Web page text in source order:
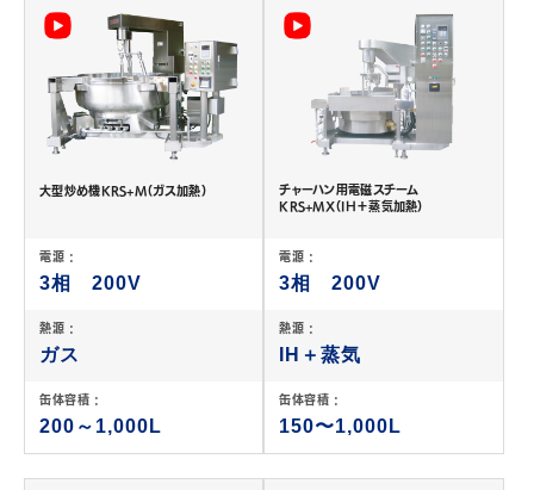
大型炒め機KRS+M（ガス加熱）
電源 :
3相 200V
熱源 :
ガス
缶体容積 :
200～1,000L
チャーハン用電磁スチーム
KRS+MX（IH＋蒸気加熱）
電源 :
3相 200V
熱源 :
IH＋蒸気
缶体容積 :
150〜1,000L